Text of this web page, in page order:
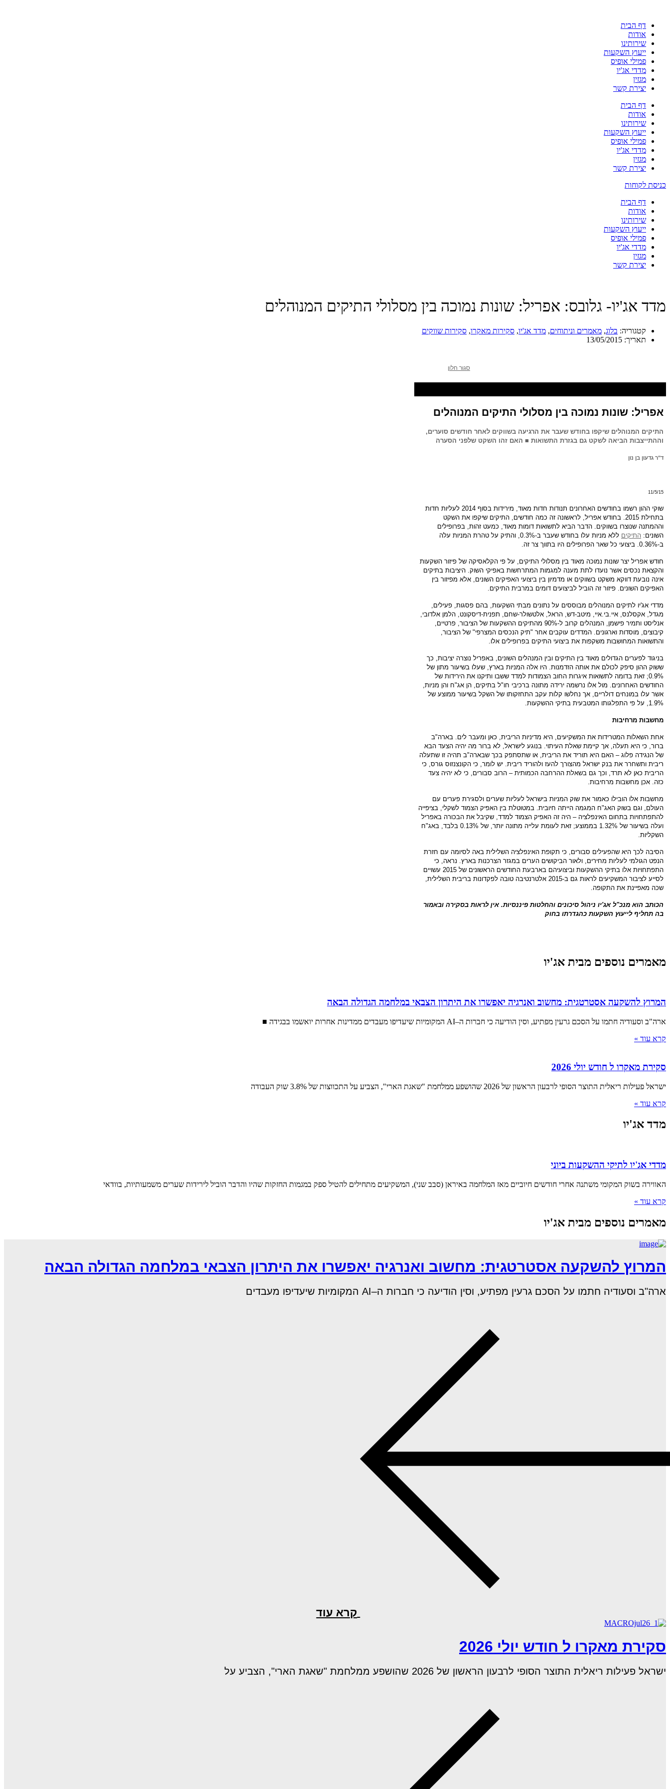
דף הבית
אודות
שירותינו
ייעוץ השקעות
פמילי אופיס
מדדי אג'יו
מגזין
יצירת קשר
דף הבית
אודות
שירותינו
ייעוץ השקעות
פמילי אופיס
מדדי אג'יו
מגזין
יצירת קשר
כניסת לקוחות
דף הבית
אודות
שירותינו
ייעוץ השקעות
פמילי אופיס
מדדי אג'יו
מגזין
יצירת קשר
מדד אג'יו- גלובס: אפריל: שונות נמוכה בין מסלולי התיקים המנוהלים
קטגוריה: בלוג, מאמרים וניתוחים, מדד אג'יו, סקירות מאקרו, סקירות שווקים
תאריך: 13/05/2015
סגור חלון
אפריל: שונות נמוכה בין מסלולי התיקים המנוהלים
התיקים המנוהלים שיקפו בחודש שעבר את הרגיעה בשווקים לאחר חודשים סוערים,
וההתייצבות הביאה לשקט גם בגזרת התשואות ■ האם זהו השקט שלפני הסערה
ד"ר גדעון בן נון
11/5/15
שוקי ההון רשמו בחודשים האחרונים תנודות חדות מאוד, מירידות בסוף 2014 לעליות חדות
בתחילת 2015. בחודש אפריל, לראשונה זה כמה חודשים, התיקים שיקפו את השקט
וההמתנה שנוצרו בשווקים. הדבר הביא לתשואות דומות מאוד, כמעט זהות, בפרופילים
השונים: התיקים
ללא מניות עלו בחודש שעבר ב-0.3%, והתיק על טהרת המניות עלה
ב-0.36%. ביצועי כל שאר הפרופילים היו בתווך צר זה.
חודש אפריל יצר שונות נמוכה מאוד בין מסלולי התיקים, על פי הקלאסיקה של פיזור השקעות
והקצאת נכסים אשר נועדו לתת מענה למגמות המתרחשות באפיקי השוק. היציבות בתיקים
אינה נובעת דווקא משקט בשווקים או מדמיון בין ביצועי האפיקים השונים, אלא מפיזור בין
האפיקים השונים. פיזור זה הוביל לביצועים דומים במרבית התיקים.
מדדי אג'יו לתיקים המנוהלים מבוססים על נתונים מבתי השקעות, בהם פסגות, פעילים,
מגדל, אקסלנס, איי.בי.איי, מיטב-דש, הראל, אלטשולר-שחם, תפנית-דיסקונט, הלמן אלדובי,
אנליסט ותמיר פישמן, המנהלים קרוב ל-90% מהתיקים ההשקעות של הציבור, פרטיים,
קיבוצים, מוסדות וארגונים. המדדים עוקבים אחר "תיק הנכסים המצרפי" של הציבור,
והתשואות המחושבות משקפות את ביצועי התיקים בפרופילים אלו.
בניגוד לפערים הגדולים מאוד בין התיקים ובין המנהלים השונים, באפריל נוצרה יציבות, כך
ששוק ההון סיפק לכולם את אותה הזדמנות. היו אלה המניות בארץ, שעלו בשיעור מתון של
0.9%; זאת בדומה לתשואות איגרות החוב הצמודות למדד ששבו ותיקנו את הירידות של
החודשים האחרונים. מול אלו נרשמה ירידה מתונה ברכיבי חו"ל בתיקים, הן אג"ח והן מניות,
אשר עלו במונחים דולריים, אך נחלשו קלות עקב התחזקותו של השקל בשיעור ממוצע של
1.9%, על פי התפלגותו המטבעית בתיקי ההשקעות.
מחשבות מרחיבות
אחת השאלות המטרידות את המשקיעים, היא מדיניות הריבית, כאן ומעבר לים. בארה"ב
ברור, כי היא תעלה, אך קיימת שאלת העיתוי. בנוגע לישראל, לא ברור מה יהיה הצעד הבא
של הנגידה פלוג – האם היא תוריד את הריבית, או שתסתפק בכך שבארה"ב תהיה זו שתעלה
ריבית ותשחרר את בנק ישראל מהצורך להעז ולהוריד ריבית. יש לומר, כי הקונצנזוס גורס, כי
הריבית כאן לא תרד, וכך גם בשאלת ההרחבה הכמותית – הרוב סבורים, כי לא יהיה צעד
כזה. אכן מחשבות מרחיבות.
מחשבות אלו הובילו כאמור את שוק המניות בישראל לעליות שערים ולסגירת פערים עם
העולם, וגם בשוק האג"ח המגמה הייתה חיובית. במטוטלת בין האפיק הצמוד לשקלי, בציפייה
להתפתחויות בתחום האינפלציה – היה זה האפיק הצמוד למדד, שקיבל את הבכורה באפריל
ועלה בשיעור של 1.32% בממוצע; זאת לעומת עלייה מתונה יותר, של 0.13% בלבד, באג"ח
השקליות.
הסיבה לכך היא שהפעילים סבורים, כי תקופת האינפלציה השלילית באה לסיומה עם חזרת
הנפט הגולמי לעליות מחירים, ולאור הביקושים הערים במגזר הצרכנות בארץ. נראה, כי
התפתחויות אלו בתיקי ההשקעות וביצועיהם בארבעת החודשים הראשונים של 2015 עשויים
לסייע לציבור המשקיעים לראות גם ב-2015 אלטרנטיבה טובה לפקדונות בריבית השלילית,
שכה מאפיינת את התקופה.
הכותב הוא מנכ"ל אג'יו ניהול סיכונים והחלטות פיננסיות. אין לראות בסקירה ובאמור
בה תחליף לייעוץ השקעות כהגדרתו בחוק
מאמרים נוספים מבית אג'יו
המרוץ להשקעה אסטרטגית: מחשוב ואנרגיה יאפשרו את היתרון הצבאי במלחמה הגדולה הבאה
ארה"ב וסעודיה חתמו על הסכם גרעין מפתיע, וסין הודיעה כי חברות ה–AI המקומיות שיעדיפו מעבדים ממדינות אחרות יואשמו בבגידה ■
קרא עוד »
סקירת מאקרו ל חודש יולי 2026
ישראל פעילות ריאלית התוצר הסופי לרבעון הראשון של 2026 שהושפע ממלחמת "שאגת הארי", הצביע על התכווצות של 3.8% שוק העבודה
קרא עוד »
מדד אג'יו
מדדי אג'יו לתיקי ההשקעות ביוני
האווירה בשוק המקומי משתנה אחרי חודשים חיוביים מאז המלחמה באיראן (סבב שני), המשקיעים מתחילים להטיל ספק במגמות החזקות שהיו והדבר הוביל לירידות שערים משמעותיות, בוודאי
קרא עוד »
מאמרים נוספים מבית אג'יו
המרוץ להשקעה אסטרטגית: מחשוב ואנרגיה יאפשרו את היתרון הצבאי במלחמה הגדולה הבאה
ארה"ב וסעודיה חתמו על הסכם גרעין מפתיע, וסין הודיעה כי חברות ה–AI המקומיות שיעדיפו מעבדים
קרא עוד
סקירת מאקרו ל חודש יולי 2026
ישראל פעילות ריאלית התוצר הסופי לרבעון הראשון של 2026 שהושפע ממלחמת "שאגת הארי", הצביע על